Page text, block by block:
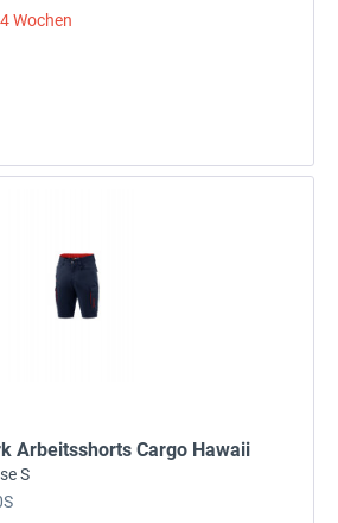
Wochen
Arbeitsshorts Cargo Hawaii
S